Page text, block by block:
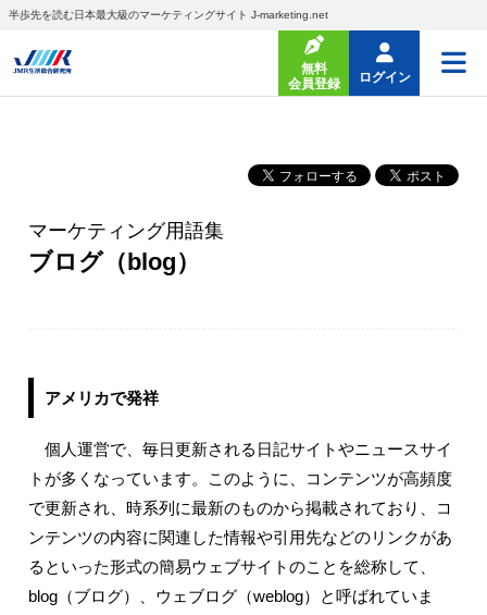
半歩先を読む日本最大級のマーケティングサイト J-marketing.net
無料
会員登録
ログイン
マーケティング用語集
ブログ（blog）
アメリカで発祥
個人運営で、毎日更新される日記サイトやニュースサイ
トが多くなっています。このように、コンテンツが高頻度
で更新され、時系列に最新のものから掲載されており、コ
ンテンツの内容に関連した情報や引用先などのリンクがあ
るといった形式の簡易ウェブサイトのことを総称して、
blog（ブログ）、ウェブログ（weblog）と呼ばれていま